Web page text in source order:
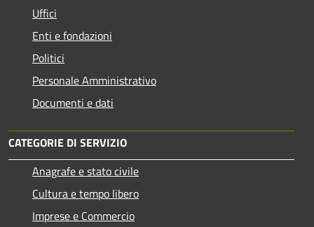
Uffici
Enti e fondazioni
Politici
Personale Amministrativo
Documenti e dati
CATEGORIE DI SERVIZIO
Anagrafe e stato civile
Cultura e tempo libero
Imprese e Commercio